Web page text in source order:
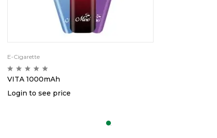
E-Cigarette
VITA 1000mAh
Login to see price